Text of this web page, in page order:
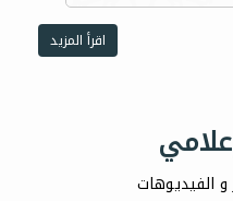
اقرأ المزيد
الفيديوهات